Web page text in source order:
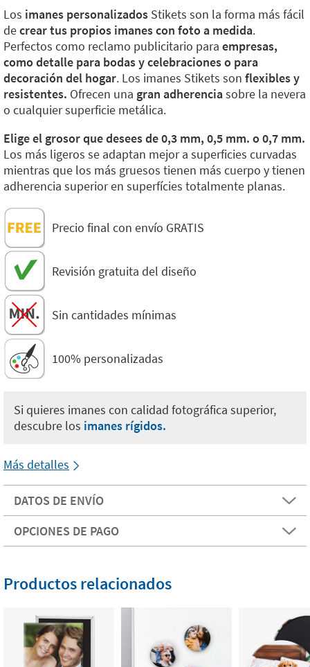
Los imanes personalizados Stikets son la forma más fácil
decrear tus propios imanes con foto a medida.
Perfectos como reclamo publicitario para empresas,
como detalle para bodas y celebraciones o para
decoración del hogar. Los imanes Stikets son flexibles y
resistentes. Ofrecen una gran adherenciasobre la nevera
o cualquier superficie metálica.
Elige el grosor que desees de 0,3 mm, 0,5 mm. o 0,7 mm.
Los más ligeros se adaptan mejor a superficies curvadas
mientras que los más gruesos tienen más cuerpo y tienen
adherencia superior en superfícies totalmente planas.
Precio final con envío GRATIS
Revisión gratuita del diseño
Sin cantidades mínimas
100% personalizadas
Si quieres imanes con calidad fotográfica superior,
descubre los imanes rígidos.
Más detalles
DATOS DE ENVÍO
OPCIONES DE PAGO
Productos relacionados